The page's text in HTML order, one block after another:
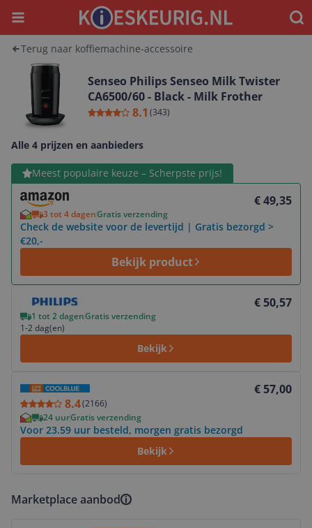
Menu
Terug naar koffiemachine-accessoire
Senseo Philips Senseo Milk Twister
CA6500/60 - Black - Milk Frother
8.1 (343)
Alle 4 prijzen en aanbieders
Meest populaire keuze – Scherpste prijs!
€ 49,35
3 tot 4 dagenGratis verzending
Check de website voor de levertijd | Gratis bezorgd >
€20,-
Bekijk product
Bekijk product
€ 50,57
1 tot 2 dagenGratis verzending
1-2 dag(en)
Bekijk
8.4(2166)
€ 57,00
24 uurGratis verzending
Voor 23.59 uur besteld, morgen gratis bezorgd
Bekijk
Marketplace aanbod